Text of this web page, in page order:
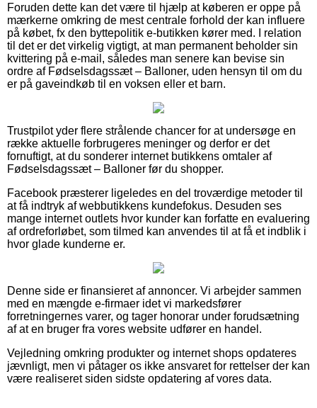
Foruden dette kan det være til hjælp at køberen er oppe på
mærkerne omkring de mest centrale forhold der kan influere
på købet, fx den byttepolitik e-butikken kører med. I relation
til det er det virkelig vigtigt, at man permanent beholder sin
kvittering på e-mail, således man senere kan bevise sin
ordre af Fødselsdagssæt – Balloner, uden hensyn til om du
er på gaveindkøb til en voksen eller et barn.
Trustpilot yder flere strålende chancer for at undersøge en
række aktuelle forbrugeres meninger og derfor er det
fornuftigt, at du sonderer internet butikkens omtaler af
Fødselsdagssæt – Balloner før du shopper.
Facebook præsterer ligeledes en del troværdige metoder til
at få indtryk af webbutikkens kundefokus. Desuden ses
mange internet outlets hvor kunder kan forfatte en evaluering
af ordreforløbet, som tilmed kan anvendes til at få et indblik i
hvor glade kunderne er.
Denne side er finansieret af annoncer. Vi arbejder sammen
med en mængde e-firmaer idet vi markedsfører
forretningernes varer, og tager honorar under forudsætning
af at en bruger fra vores website udfører en handel.
Vejledning omkring produkter og internet shops opdateres
jævnligt, men vi påtager os ikke ansvaret for rettelser der kan
være realiseret siden sidste opdatering af vores data.